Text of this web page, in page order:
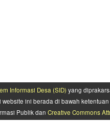
Informasi Desa (SID) yang
website ini berada di bawah
Publik dan Creative Commons